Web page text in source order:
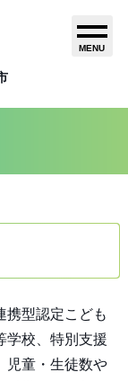
MENU
型認定こども
学校、特別支援
児童・生徒数や